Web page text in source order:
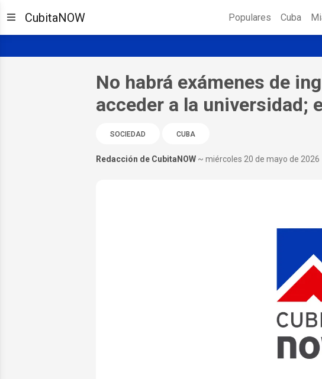
CubitaNOW Populares Cuba
No habrá exámenes de
acceder a la universidad;
SOCIEDAD CUBA
Redacción de CubitaNOW ~ miércoles 20 de mayo de 2026